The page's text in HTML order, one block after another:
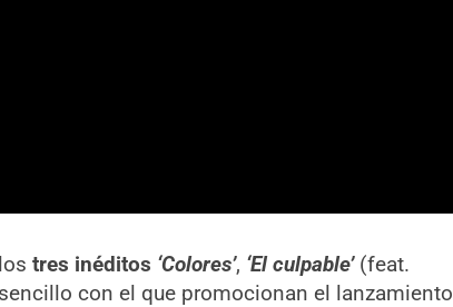
tres inéditos ‘Colores’, ‘El culpable’(feat.
con el que promocionan el lanzamiento